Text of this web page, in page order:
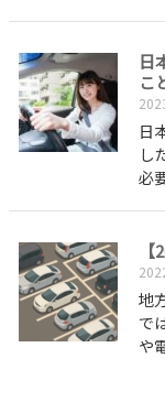
日
こ
日
し
必
地
で
や